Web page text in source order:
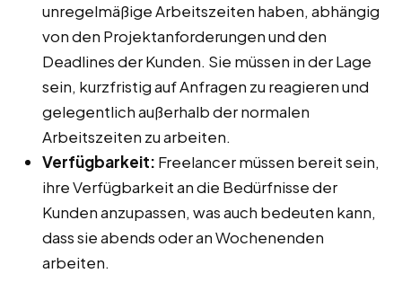
unregelmäßige Arbeitszeiten haben, abhängig
von den Projektanforderungen und den
Deadlines der Kunden. Sie müssen in der Lage
sein, kurzfristig auf Anfragen zu reagieren und
gelegentlich außerhalb der normalen
Arbeitszeiten zu arbeiten.
Verfügbarkeit: Freelancer müssen bereit sein,
ihre Verfügbarkeit an die Bedürfnisse der
Kunden anzupassen, was auch bedeuten kann,
dass sie abends oder an Wochenenden
arbeiten.